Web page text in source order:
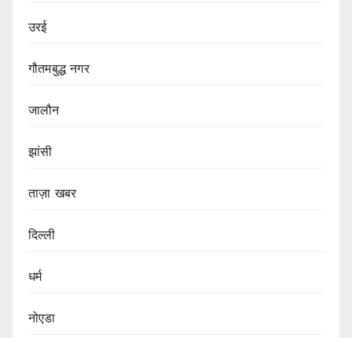
उरई
गौतमबुद्ध नगर
जालौन
झांसी
ताज़ा खबर
दिल्ली
धर्म
नोएडा